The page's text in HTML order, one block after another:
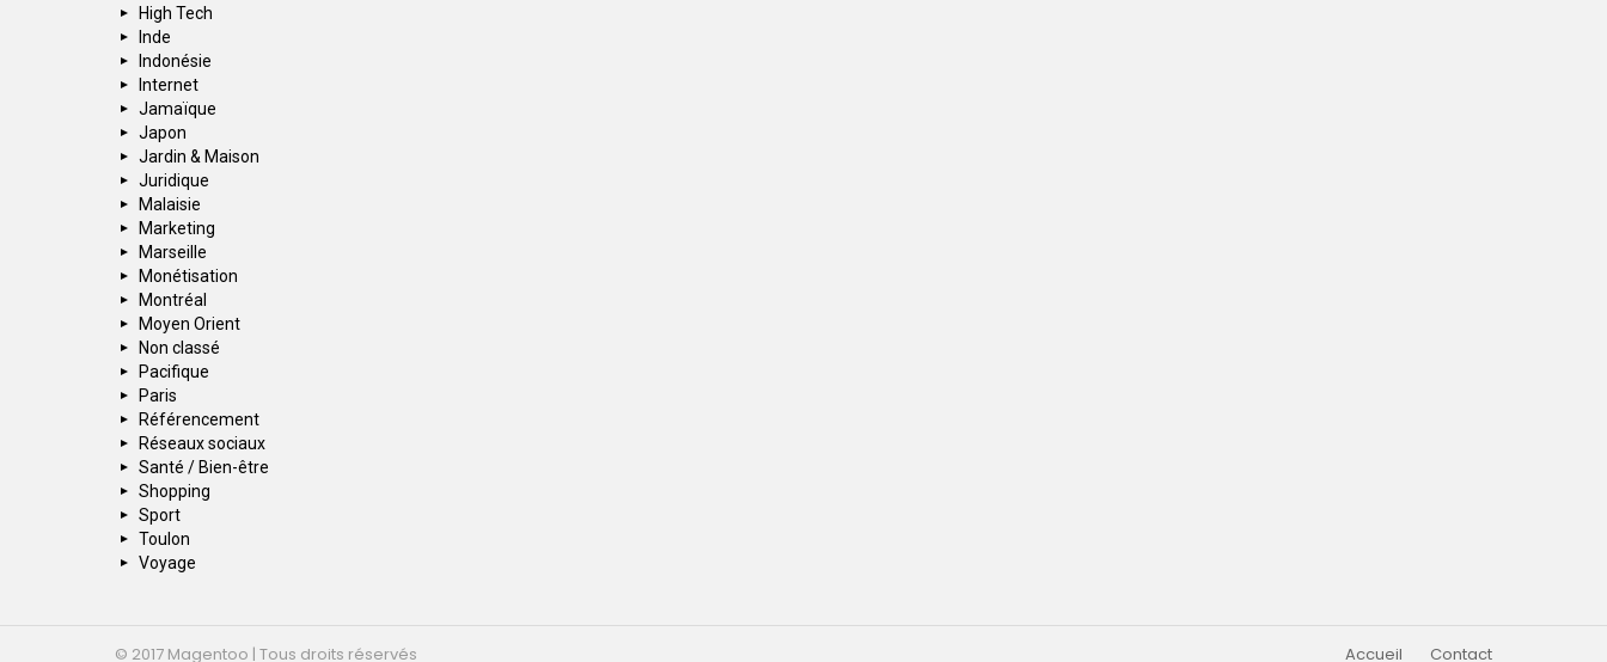
High Tech
Inde
Indonésie
Internet
Jamaïque
Japon
Jardin & Maison
Juridique
Malaisie
Marketing
Marseille
Monétisation
Montréal
Moyen Orient
Non classé
Pacifique
Paris
Référencement
Réseaux sociaux
Santé / Bien-être
Shopping
Sport
Toulon
Voyage
© 2017 Magentoo | Tous droits réservés Accueil Contact